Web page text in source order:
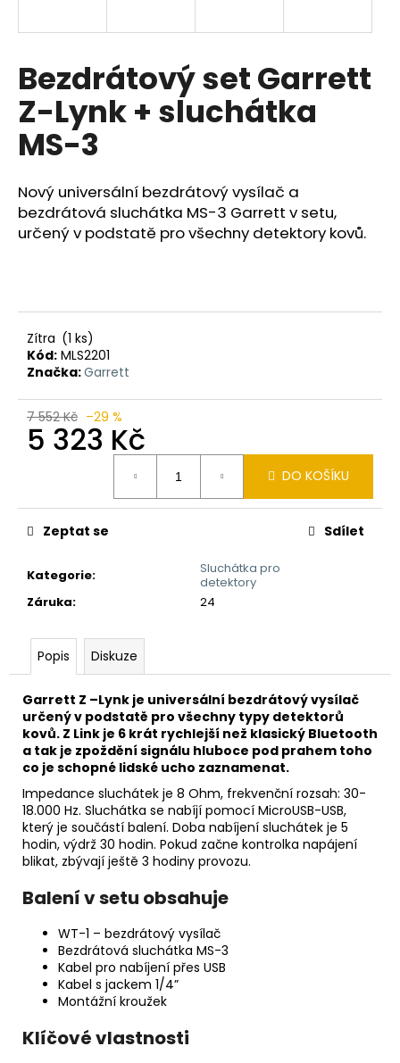
Bezdrátový set Garrett
Z-Lynk + sluchátka
MS-3
Nový universální bezdrátový vysílač a
bezdrátová sluchátka MS-3 Garrett v setu,
určený v podstatě pro všechny detektory kovů.
Zítra (1 ks)
Kód: MLS2201
Značka:Garrett
7 552 Kč –29 %
5 323 Kč
DO KOŠÍKU
Kategorie:
Sluchátka pro
detektory
Záruka: 24
Zeptat se Sdílet
Popis Diskuze
Garrett Z –Lynk je universální bezdrátový vysílač
určený v podstatě pro všechny typy detektorů
kovů. Z Link je 6 krát rychlejší než klasický Bluetooth
a tak je zpoždění signálu hluboce pod prahem toho
co je schopné lidské ucho zaznamenat.
Impedance sluchátek je 8 Ohm, frekvenční rozsah: 30-
18.000 Hz. Sluchátka se nabíjí pomocí MicroUSB-USB,
který je součástí balení. Doba nabíjení sluchátek je 5
hodin, výdrž 30 hodin. Pokud začne kontrolka napájení
blikat, zbývají ještě 3 hodiny provozu.
Balení v setu obsahuje
WT-1 – bezdrátový vysílač
Bezdrátová sluchátka MS-3
Kabel pro nabíjení přes USB
Kabel s jackem 1/4”
Montážní kroužek
Klíčové vlastnosti
í
t
?
HLEDAT
o
u
č
u
KOVŮ
NOKTA
THE